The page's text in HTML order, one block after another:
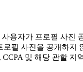
용자가 프로필 사진
필 사진을 공개하지
및 해당 관할 지